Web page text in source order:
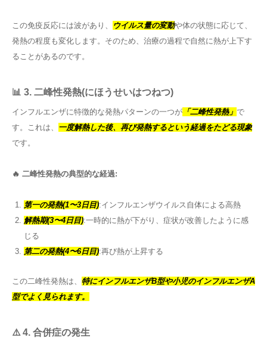
この免疫反応には波があり、 ウイルス量の変動や体の状態に応じて、
発熱の程度も変化します。そのため、治療の過程で自然に熱が上下す
ることがあるのです。
📊 3. 二峰性発熱(にほうせいはつねつ)
インフルエンザに特徴的な発熱パターンの一つが 「二峰性発熱」 で
す。これは、 一度解熱した後、再び発熱するという経過をたどる現象
です。
🔥 二峰性発熱の典型的な経過:
第一の発熱(1〜3日目):インフルエンザウイルス自体による高熱
解熱期(3〜4日目):一時的に熱が下がり、症状が改善したように感
じる
第二の発熱(4〜6日目):再び熱が上昇する
この二峰性発熱は、 特にインフルエンザB型や小児のインフルエンザA
型でよく見られます。
⚠️ 4. 合併症の発生